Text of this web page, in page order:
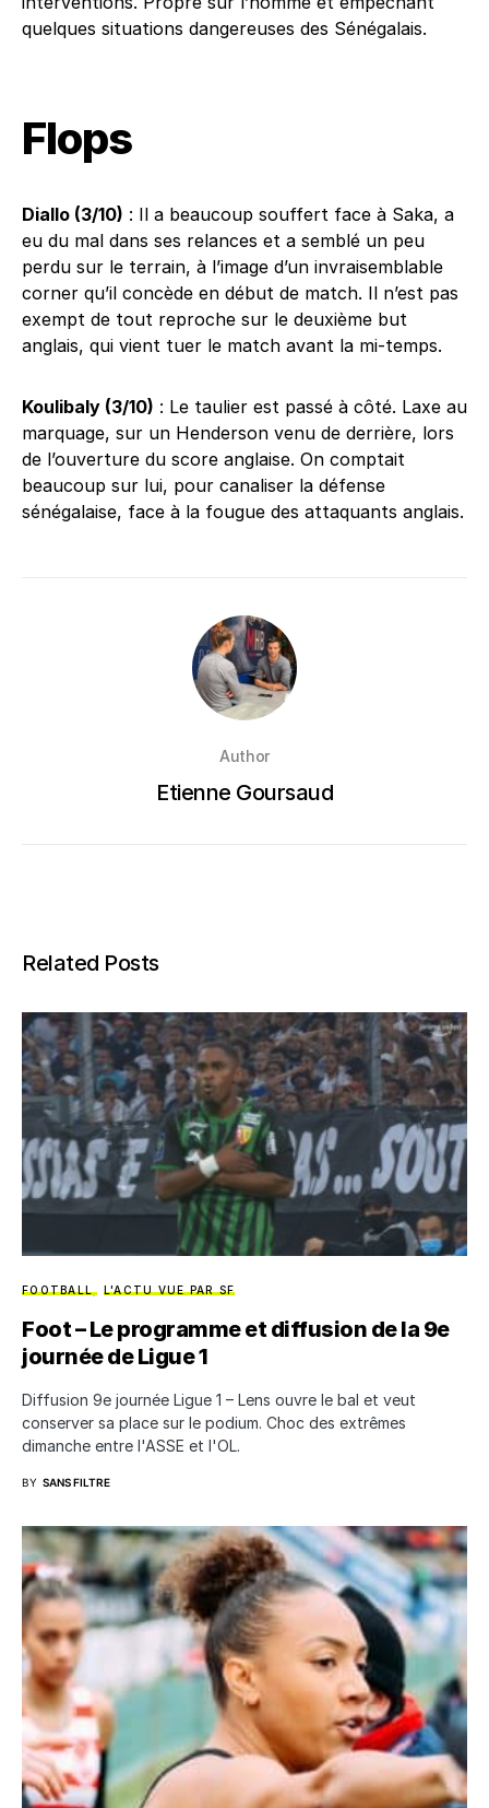
quelques situations dangereuses des Sénégalais.
Flops
Diallo (3/10) : Il a beaucoup souffert face à Saka, a
eu du mal dans ses relances et a semblé un peu
perdu sur le terrain, à l’image d’un invraisemblable
corner qu’il concède en début de match. Il n’est pas
exempt de tout reproche sur le deuxième but
anglais, qui vient tuer le match avant la mi-temps.
Koulibaly (3/10) : Le taulier est passé à côté. Laxe au
marquage, sur un Henderson venu de derrière, lors
de l’ouverture du score anglaise. On comptait
beaucoup sur lui, pour canaliser la défense
sénégalaise, face à la fougue des attaquants anglais.
Author
Etienne Goursaud
Related Posts
FOOTBALL L'ACTU VUE PAR SF
Foot – Le programme et diffusion de la 9e
journée de Ligue 1
Diffusion 9e journée Ligue 1 – Lens ouvre le bal et veut
conserver sa place sur le podium. Choc des extrêmes
dimanche entre l'ASSE et l'OL.
BY SANS FILTRE